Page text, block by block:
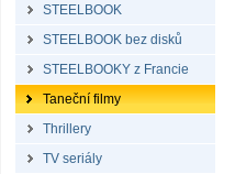
STEELBOOK
STEELBOOK bez disků
STEELBOOKY z Francie
Taneční filmy
Thrillery
TV seriály